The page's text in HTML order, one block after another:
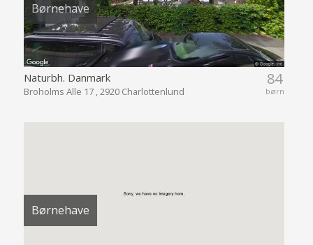
Børnehave
84
børn
Naturbh. Danmark
Broholms Alle 17 , 2920 Charlottenlund
Børnehave